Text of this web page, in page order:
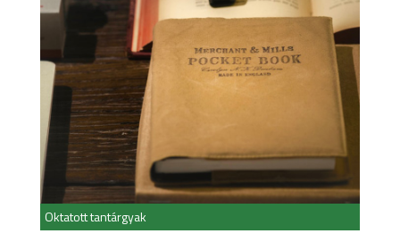
Oktatott tantárgyak